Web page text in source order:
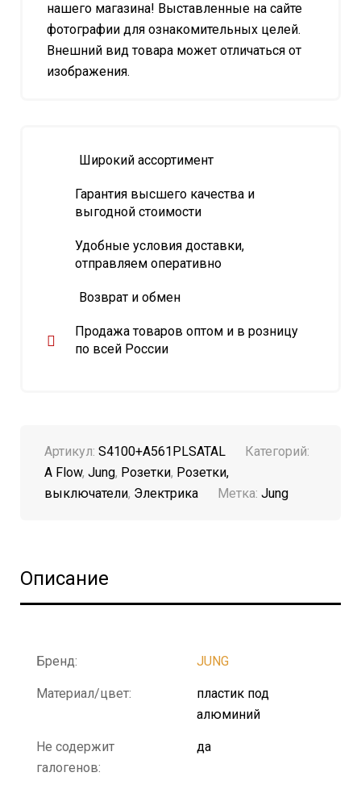
нашего магазина! Выставленные на сайте
фотографии для ознакомительных целей.
Внешний вид товара может отличаться от
изображения.
Широкий ассортимент
Гарантия высшего качества и
выгодной стоимости
Удобные условия доставки,
отправляем оперативно
Возврат и обмен
Продажа товаров оптом и в розницу
по всей России
Артикул: S4100+A561PLSATAL
Категорий:
A Flow, Jung, Розетки, Розетки,
выключатели, Электрика Метка: Jung
Описание
Бренд: JUNG
Материал/цвет:
пластик под
алюминий
Не содержит
галогенов:
да